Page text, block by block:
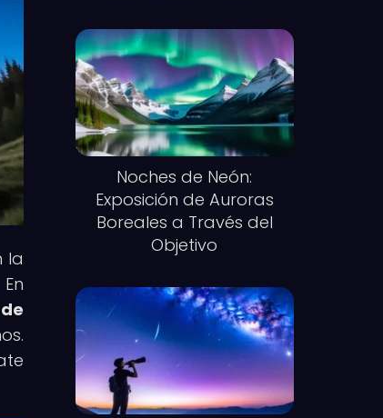
la
Noches de Neón:
Exposición de Auroras
Boreales a Través del
Objetivo